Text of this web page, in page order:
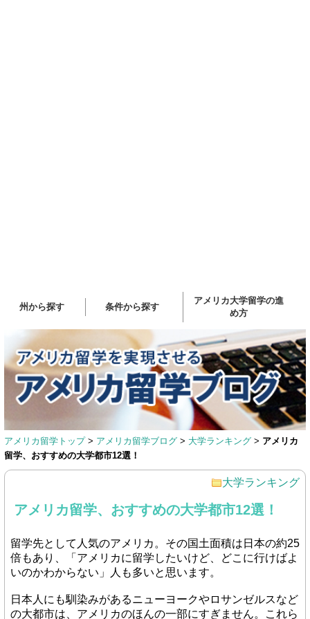
州から探す 条件から探す
アメリカ大学留学の進
め方
アメリカ留学トップ > アメリカ留学ブログ > 大学ランキング > アメリカ
留学、おすすめの大学都市12選！
大学ランキング
アメリカ留学、おすすめの大学都市12選！
留学先として人気のアメリカ。その国土面積は日本の約25
倍もあり、「アメリカに留学したいけど、どこに行けばよ
いのかわからない」人も多いと思います。
日本人にも馴染みがあるニューヨークやロサンゼルスなど
の大都市は、アメリカのほんの一部にすぎません。これら